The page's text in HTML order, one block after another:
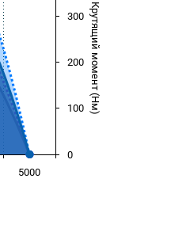
Крутящий момент (Нм)
5000
0
100
200
300